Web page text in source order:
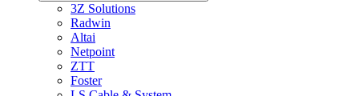
3Z Solutions
Radwin
Altai
Netpoint
ZTT
Foster